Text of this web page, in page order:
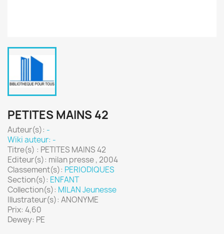
PETITES MAINS 42
Auteur(s): -
Wiki auteur: -
Titre(s) : PETITES MAINS 42
Editeur(s): milan presse , 2004
Classement(s): PERIODIQUES
Section(s): ENFANT
Collection(s): MILAN Jeunesse
Illustrateur(s): ANONYME
Prix: 4,60
Dewey: PE